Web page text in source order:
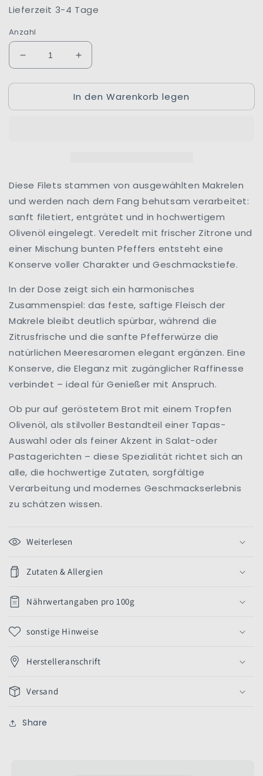
Lieferzeit 3-4 Tage
Anzahl
Verringere
die
Menge
Makrelenfilets
buntem
Pfeffer
|
La
Belle-
Iloise
Quiberon
Frankreich
Erhöhe
die
Menge
für
Makrelenfilets
buntem
Pfeffer
|
La
Belle-
Iloise
Quiberon
Frankreich
In den Warenkorb legen
Diese Filets stammen von ausgewählten Makrelen
und werden nach dem Fang behutsam verarbeitet:
sanft filetiert, entgrätet und in hochwertigem
Olivenöl eingelegt. Veredelt mit frischer Zitrone und
einer Mischung bunten Pfeffers entsteht eine
Konserve voller Charakter und Geschmackstiefe.
In der Dose zeigt sich ein harmonisches
Zusammenspiel: das feste, saftige Fleisch der
Makrele bleibt deutlich spürbar, während die
Zitrusfrische und die sanfte Pfefferwürze die
natürlichen Meeresaromen elegant ergänzen. Eine
Konserve, die Eleganz mit zugänglicher Raffinesse
verbindet – ideal für Genießer mit Anspruch.
Ob pur auf geröstetem Brot mit einem Tropfen
Olivenöl, als stilvoller Bestandteil einer Tapas-
Auswahl oder als feiner Akzent in Salat-oder
Pastagerichten – diese Spezialität richtet sich an
alle, die hochwertige Zutaten, sorgfältige
Verarbeitung und modernes Geschmackserlebnis
zu schätzen wissen.
Weiterlesen
Zutaten & Allergien
Nährwertangaben pro 100g
sonstige Hinweise
Herstelleranschrift
Versand
Share